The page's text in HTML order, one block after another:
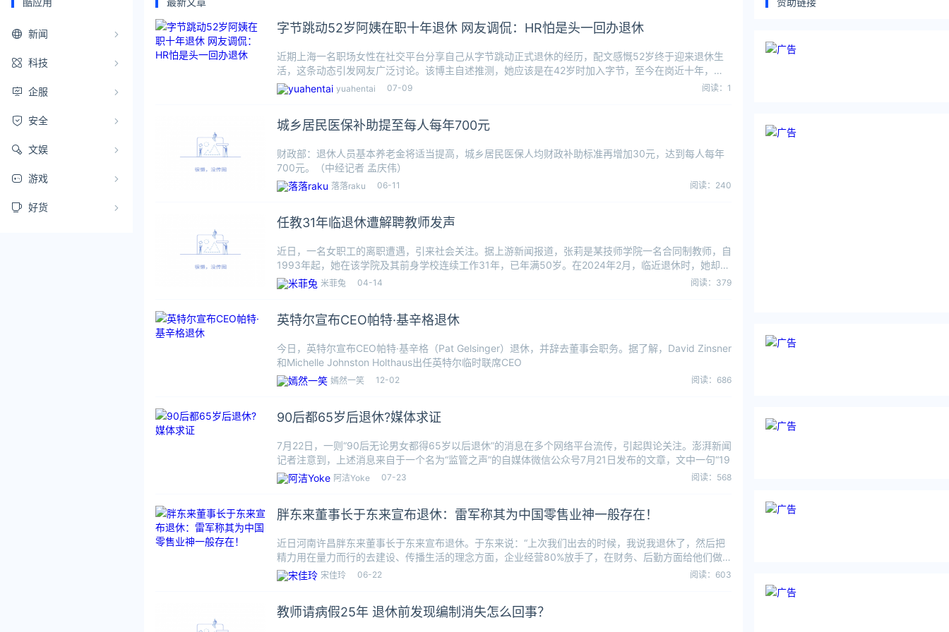
新闻
科技
企服
安全
文娱
游戏
好货
字节跳动52岁阿姨在职十年退休 网友调侃：HR怕是头一回办退休
近期上海一名职场女性在社交平台分享自己从字节跳动正式退休的经历，配文感慨52岁终于迎来退休生
活，这条动态引发网友广泛讨论。该博主自述推测，她应该是在42岁时加入字节，至今在岗近十年，期
间历经多次业务架yuahentai 07-09 阅读：1
城乡居民医保补助提至每人每年700元
财政部：退休人员基本养老金将适当提高，城乡居民医保人均财政补助标准再增加30元，达到每人每年
700元。（中经记者 孟庆伟）
落落raku 06-11 阅读：240
任教31年临退休遭解聘教师发声
近日，一名女职工的离职遭遇，引来社会关注。据上游新闻报道，张莉是某技师学院一名合同制教师，自
1993年起，她在该学院及其前身学校连续工作31年，已年满50岁。在2024年2月，临近退休时，她却被
学院以
米菲兔 04-14 阅读：379
英特尔宣布CEO帕特·基辛格退休
今日，英特尔宣布CEO帕特·基辛格（Pat Gelsinger）退休，并辞去董事会职务。据了解，David Zinsner
和Michelle Johnston Holthaus出任英特尔临时联席CEO
嫣然一笑 12-02 阅读：686
90后都65岁后退休?媒体求证
7月22日，一则“90后无论男女都得65岁以后退休”的消息在多个网络平台流传，引起舆论关注。澎湃新闻
记者注意到，上述消息来自于一个名为“监管之声”的自媒体微信公众号7月21日发布的文章，文中一句“19
阿洁Yoke 07-23 阅读：568
胖东来董事长于东来宣布退休：雷军称其为中国零售业神一般存在！
近日河南许昌胖东来董事长于东来宣布退休。于东来说：“上次我们出去的时候，我说我退休了，然后把
精力用在量力而行的去建设、传播生活的理念方面，企业经营80%放手了，在财务、后勤方面给他们做
一些服务，在大的
宋佳玲 06-22 阅读：603
教师请病假25年 退休前发现编制消失怎么回事？